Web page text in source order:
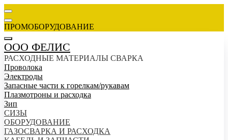
ПРОМОБОРУДОВАНИЕ
ООО ФЕЛИС
РАСХОДНЫЕ МАТЕРИАЛЫ СВАРКА
Проволока
Электроды
Запасные части к горелкам/рукавам
Плазмотроны и расходка
Зип
СИЗЫ
ОБОРУДОВАНИЕ
ГАЗОСВАРКА И РАСХОДКА